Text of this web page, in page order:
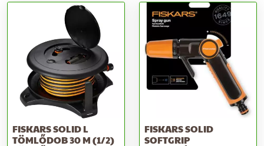
FISKARS SOLID L
TÖMLŐDOB 30 M (1/2)
FISKARS SOLID
SOFTGRIP